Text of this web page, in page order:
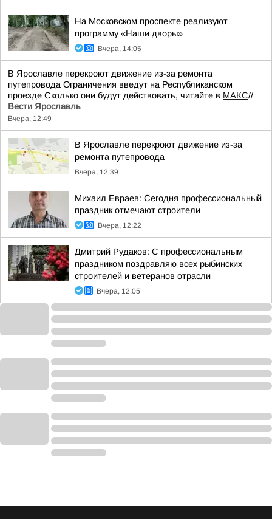
На Московском проспекте реализуют
программу «Наши дворы»
Вчера, 14:05
В Ярославле перекроют движение из-за ремонта
путепровода Ограничения введут на Республиканском
проезде Сколько они будут действовать, читайте в МАКС//
Вести Ярославль
Вчера, 12:49
В Ярославле перекроют движение из-за
ремонта путепровода
Вчера, 12:39
Михаил Евраев: Сегодня профессиональный
праздник отмечают строители
Вчера, 12:22
Дмитрий Рудаков: С профессиональным
праздником поздравляю всех рыбинских
строителей и ветеранов отрасли
Вчера, 12:05